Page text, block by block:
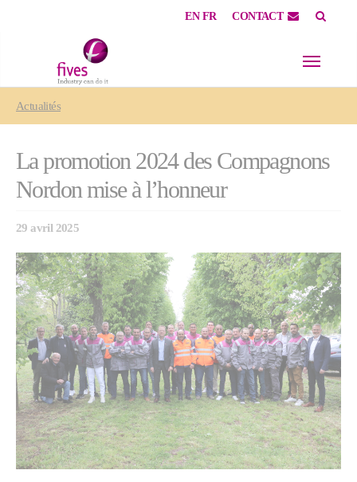
EN FR CONTACT
Actualités
La promotion 2024 des Compagnons
Nordon mise à l’honneur
29 avril 2025